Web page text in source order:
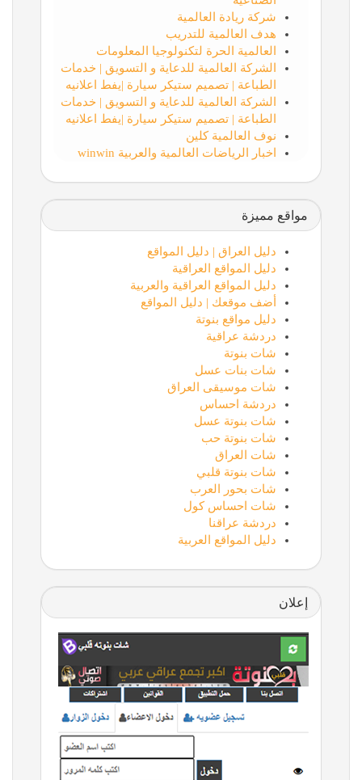
شركة ريادة العالمية
هدف العالمية للتدريب
العالمية الحرة لتكنولوجيا المعلومات
الشركة العالمية للدعاية و التسويق | خدمات
الطباعة | تصميم ستيكر سيارة |يفط اعلانيه
الشركة العالمية للدعاية و التسويق | خدمات
الطباعة | تصميم ستيكر سيارة |يفط اعلانيه
نوف العالمية كلين
اخبار الرياضات العالمية والعربية winwin
مواقع مميزة
دليل العراق | دليل المواقع
دليل المواقع العراقية
دليل المواقع العراقية والعربية
أضف موقعك | دليل المواقع
دليل مواقع بنوتة
دردشة عراقية
شات بنوتة
شات بنات عسل
شات موسيقى العراق
دردشة احساس
شات بنوتة عسل
شات بنوتة حب
شات العراق
شات بنوتة قلبي
شات بحور العرب
شات احساس كول
دردشة عراقنا
دليل المواقع العربية
إعلان